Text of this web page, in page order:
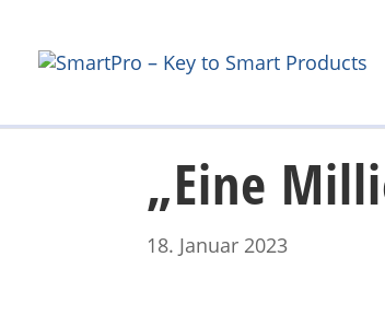
„Eine
18. Januar 2023